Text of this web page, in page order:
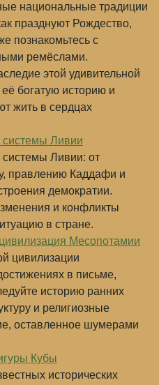
национальные традиции
празднуют Рождество,
познакомьтесь с
ремёслами.
этой удивительной
богатую историю и
жить в сердцах
системы Ливии
Ливии: от
правлению Каддафи и
демократии.
и конфликты
в стране.
Месопотамии
цивилизации
в письме,
историю ранних
и религиозные
оставленное шумерами
Кубы
исторических